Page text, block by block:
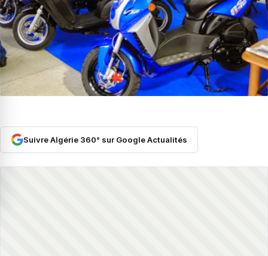
Suivre Algérie 360° sur Google Actualités